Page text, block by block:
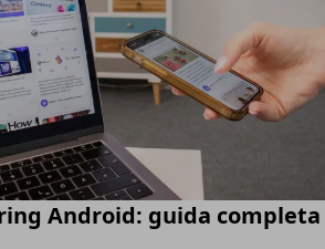
Android: guida